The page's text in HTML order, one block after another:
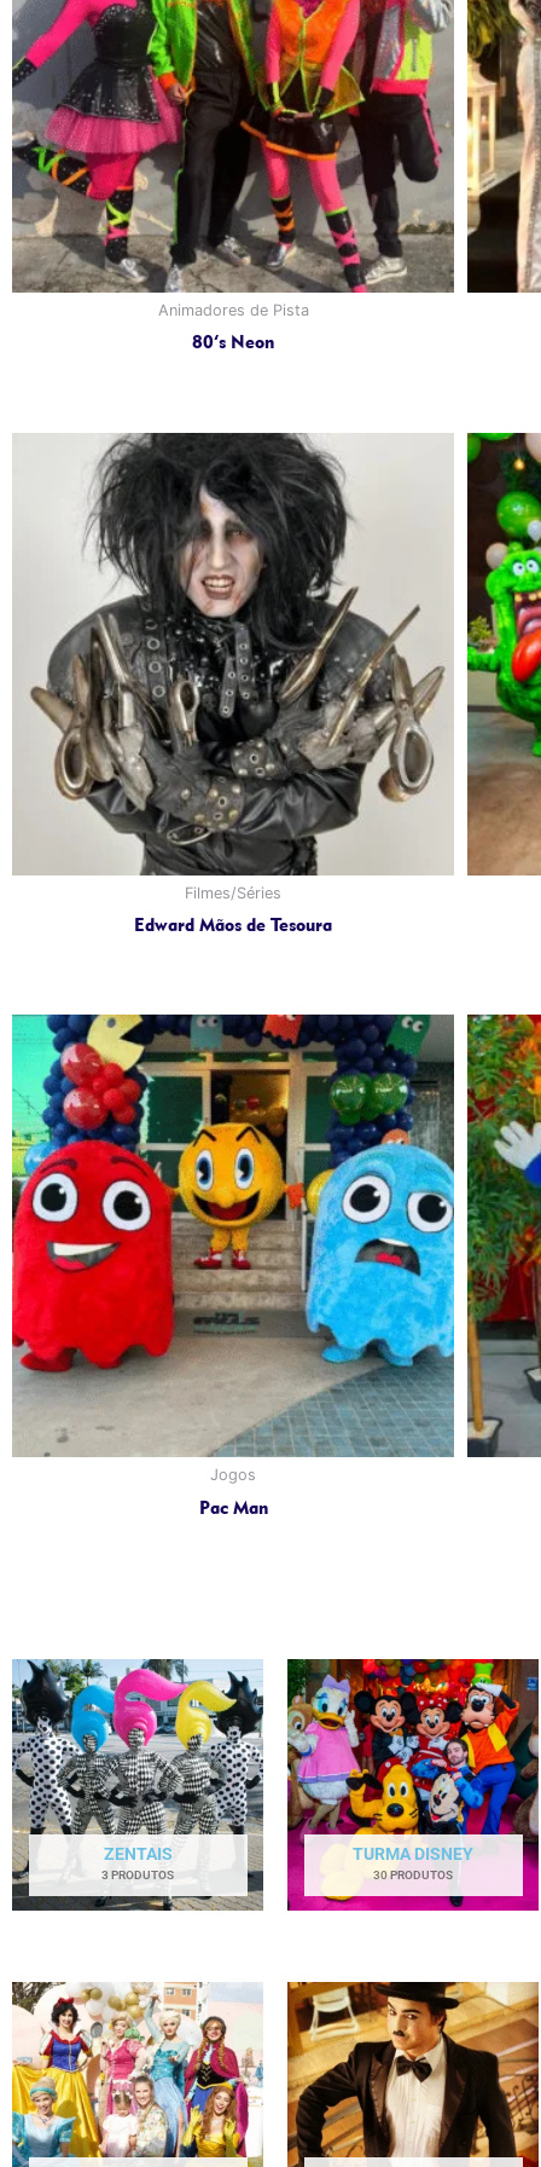
Animadores de Pista
80’s Neon
Filmes/Séries
Edward Mãos de Tesoura
Jogos
Pac Man
ZENTAIS
3 PRODUTOS
TURMA DISNEY
30 PRODUTOS